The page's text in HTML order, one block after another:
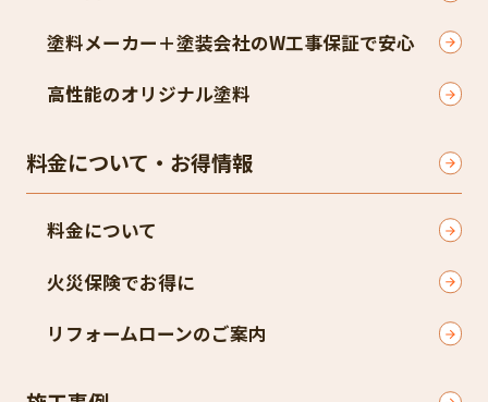
塗料メーカー＋塗装会社のW工事保証で安心
高性能のオリジナル塗料
料金について・お得情報
料金について
火災保険でお得に
リフォームローンのご案内